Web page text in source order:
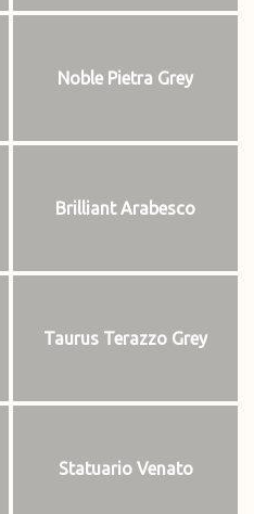
Noble Pietra Grey
Brilliant Arabesco
Taurus Terazzo Grey
Statuario Venato